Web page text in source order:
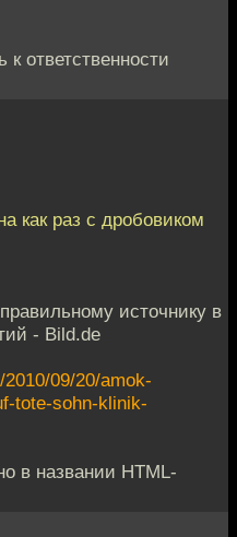
ответственности
как раз с дробовиком
источнику в
- Bild.de
09/20/amok-
tote-sohn-klinik-
в названии HTML-